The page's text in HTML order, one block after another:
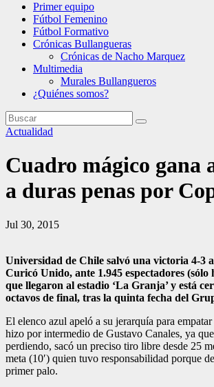
Primer equipo
Fútbol Femenino
Fútbol Formativo
Crónicas Bullangueras
Crónicas de Nacho Marquez
Multimedia
Murales Bullangueros
¿Quiénes somos?
Actualidad
Cuadro mágico gana
a duras penas por
Jul 30, 2015
Universidad de Chile salvó una victoria 4-3
Curicó Unido, ante 1.945 espectadores (sólo
que llegaron al estadio ‘La Granja’ y está
octavos de final, tras la quinta fecha del
El elenco azul apeló a su jerarquía para
hizo por intermedio de Gustavo Canales, ya
perdiendo, sacó un preciso tiro libre desde 25
meta (10′) quien tuvo responsabilidad porque
primer palo.